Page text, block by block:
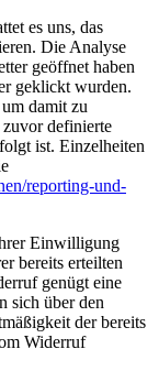
es uns, das
Die Analyse
geöffnet haben
geklickt wurden.
damit zu
definierte
ist. Einzelheiten
reporting-und-
Einwilligung
bereits erteilten
genügt eine
sich über den
der bereits
Widerruf